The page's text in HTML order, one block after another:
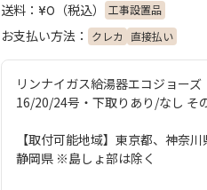
送料： ¥0 （税込） 工事設置品
お支払い方法： クレカ 直接払い
リンナイガス給湯器エコジョーズ
16/20/24号・下取りあり/なし そ
【取付可能地域】東京都、神奈
静岡県 ※島しょ部は除く